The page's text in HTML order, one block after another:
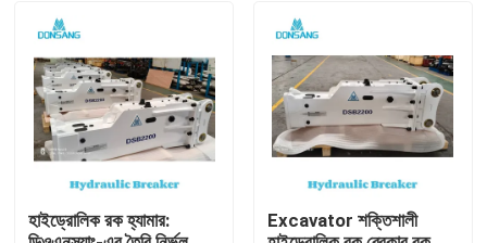
বাড়ি
পণ্য
VR প্রদর্শন
হাইড্রোলিক রক হ্যামার:
Excavator শক্তিশালী